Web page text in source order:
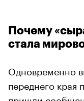
Почему
стала
Одновременно
переднего края